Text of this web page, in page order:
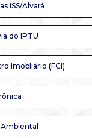
ISS/Alvará
do IPTU
Imobliário (FCI)